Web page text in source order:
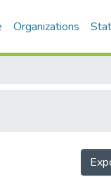
Organizations